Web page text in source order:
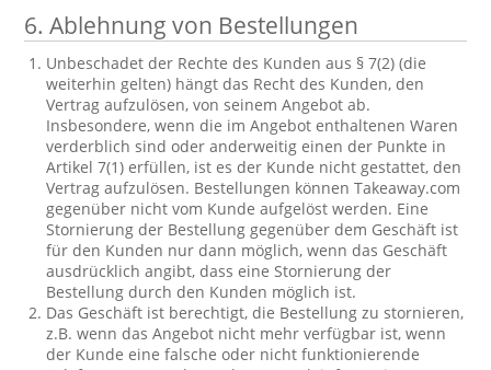
6. Ablehnung von Bestellungen
Unbeschadet der Rechte des Kunden aus § 7(2) (die
weiterhin gelten) hängt das Recht des Kunden, den
Vertrag aufzulösen, von seinem Angebot ab.
Insbesondere, wenn die im Angebot enthaltenen Waren
verderblich sind oder anderweitig einen der Punkte in
Artikel 7(1) erfüllen, ist es der Kunde nicht gestattet, den
Vertrag aufzulösen. Bestellungen können Takeaway.com
gegenüber nicht vom Kunde aufgelöst werden. Eine
Stornierung der Bestellung gegenüber dem Geschäft ist
für den Kunden nur dann möglich, wenn das Geschäft
ausdrücklich angibt, dass eine Stornierung der
Bestellung durch den Kunden möglich ist.
Das Geschäft ist berechtigt, die Bestellung zu stornieren,
z.B. wenn das Angebot nicht mehr verfügbar ist, wenn
der Kunde eine falsche oder nicht funktionierende